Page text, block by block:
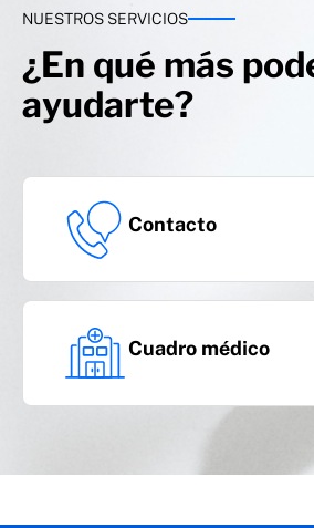
NUESTROS SERVICIOS
¿En qué más
ayudarte?
Contacto
Cuadro médico